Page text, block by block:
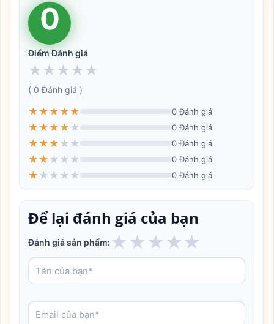
0
Điểm Đánh giá
★ ★ ★ ★ ★
( 0 Đánh giá )
★ ★ ★ ★ ★ 0 Đánh giá
★ ★ ★ ★ ★ 0 Đánh giá
★ ★ ★ ★ ★ 0 Đánh giá
★ ★ ★ ★ ★ 0 Đánh giá
★ ★ ★ ★ ★ 0 Đánh giá
Để lại đánh giá của bạn
Đánh giá sản phẩm: ★ ★ ★ ★★